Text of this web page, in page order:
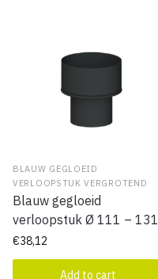
BLAUW GEGLOEID
VERLOOPSTUK VERGROTEND
Blauw gegloeid
verloopstuk Ø 111 – 131
€38,12
Add to cart